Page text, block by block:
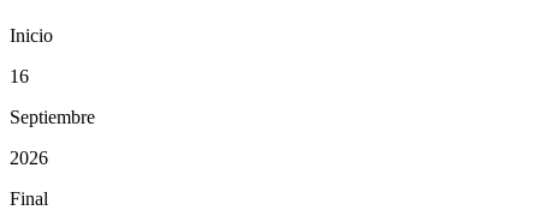
Inicio
16
Septiembre
2026
Final